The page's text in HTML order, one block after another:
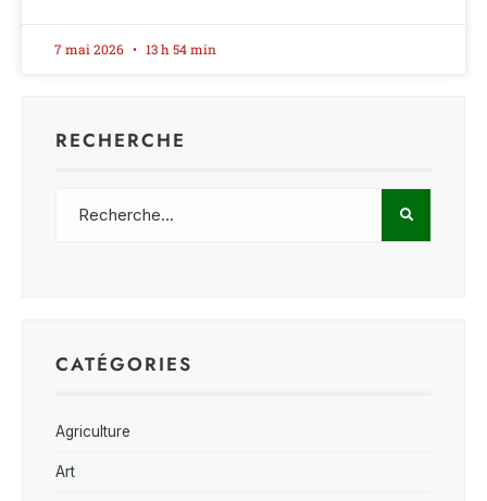
7 mai 2026 13 h 54 min
RECHERCHE
CATÉGORIES
Agriculture
Art